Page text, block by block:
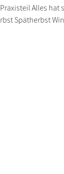
Alles
Spätherbst